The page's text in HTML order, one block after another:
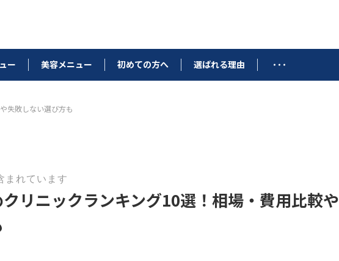
ー 美容メニュー 初めての方へ 選ばれる理由
失敗しない選び方も
まれています
リニックランキング10選！相場・費用比較や